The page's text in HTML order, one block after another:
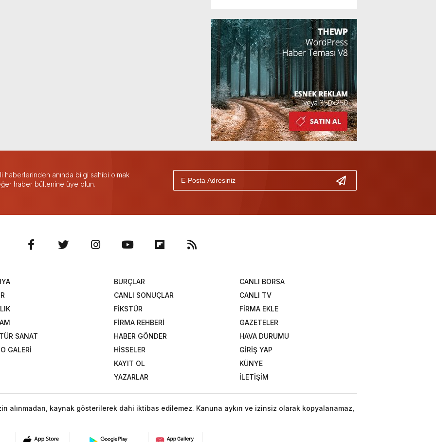
haberlerinden anında bilgi sahibi olmak
haber bültenine üye olun.
SANAT
GALERİ
BURÇLAR
CANLI BORSA
CANLI SONUÇLAR
CANLI TV
FİKSTÜR
FİRMA EKLE
FİRMA REHBERİ
GAZETELER
HABER GÖNDER
HAVA DURUMU
HİSSELER
GİRİŞ YAP
KAYIT OL
KÜNYE
YAZARLAR
İLETİŞİM
alınmadan, kaynak gösterilerek dahi iktibas edilemez. Kanuna aykırı ve izinsiz olarak kopyalanamaz,